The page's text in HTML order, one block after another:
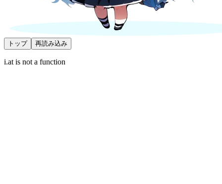
トップ 再読み込み
i.at is not a function